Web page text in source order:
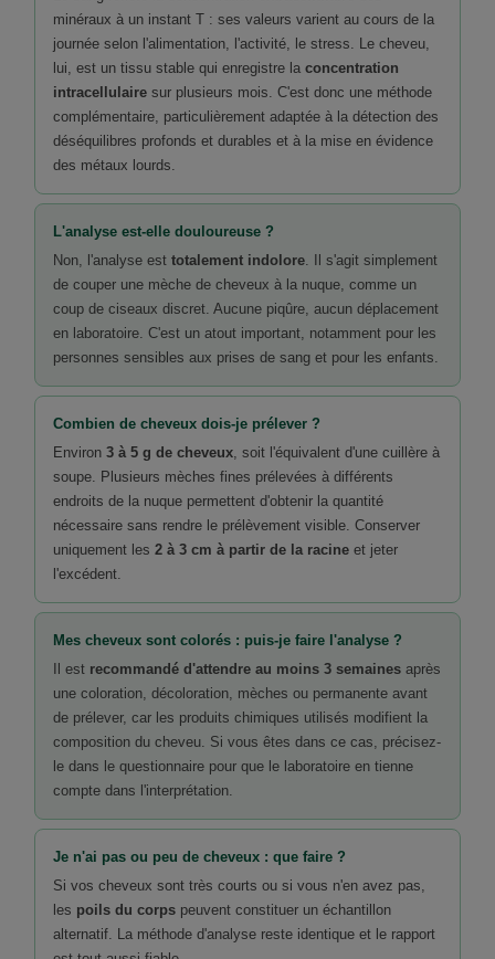
minéraux à un instant T : ses valeurs varient au cours de la
journée selon l'alimentation, l'activité, le stress. Le cheveu,
lui, est un tissu stable qui enregistre la concentration
intracellulaire sur plusieurs mois. C'est donc une méthode
complémentaire, particulièrement adaptée à la détection des
déséquilibres profonds et durables et à la mise en évidence
des métaux lourds.
L'analyse est-elle douloureuse ?
Non, l'analyse est totalement indolore. Il s'agit simplement
de couper une mèche de cheveux à la nuque, comme un
coup de ciseaux discret. Aucune piqûre, aucun déplacement
en laboratoire. C'est un atout important, notamment pour les
personnes sensibles aux prises de sang et pour les enfants.
Combien de cheveux dois-je prélever ?
Environ 3 à 5 g de cheveux, soit l'équivalent d'une cuillère à
soupe. Plusieurs mèches fines prélevées à différents
endroits de la nuque permettent d'obtenir la quantité
nécessaire sans rendre le prélèvement visible. Conserver
uniquement les 2 à 3 cm à partir de la racine et jeter
l'excédent.
Mes cheveux sont colorés : puis-je faire l'analyse ?
Il est recommandé d'attendre au moins 3 semaines après
une coloration, décoloration, mèches ou permanente avant
de prélever, car les produits chimiques utilisés modifient la
composition du cheveu. Si vous êtes dans ce cas, précisez-
le dans le questionnaire pour que le laboratoire en tienne
compte dans l'interprétation.
Je n'ai pas ou peu de cheveux : que faire ?
Si vos cheveux sont très courts ou si vous n'en avez pas,
les poils du corps peuvent constituer un échantillon
alternatif. La méthode d'analyse reste identique et le rapport